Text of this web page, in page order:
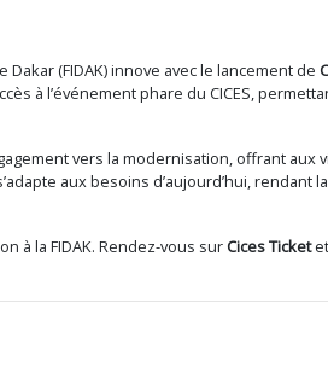
(FIDAK) innove avec le lancement de
à l’événement phare du CICES,
vers la modernisation, offrant
aux besoins d’aujourd’hui, rendant
à la FIDAK. Rendez-vous sur Cices Ticket